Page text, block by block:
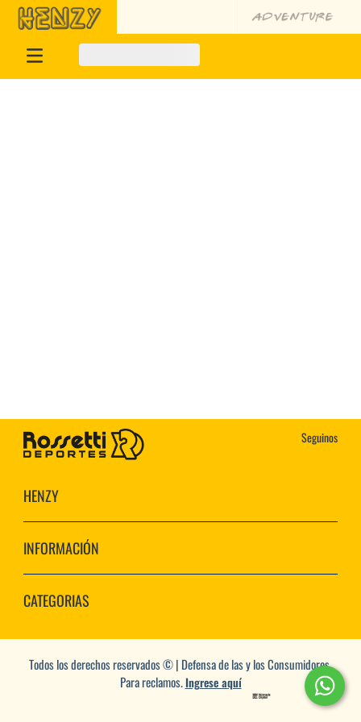
Seguinos
HENZY
INFORMACIÓN
CATEGORIAS
Todos los derechos reservados © | Defensa de las y los Consumidores.
Para reclamos.Ingrese aquí